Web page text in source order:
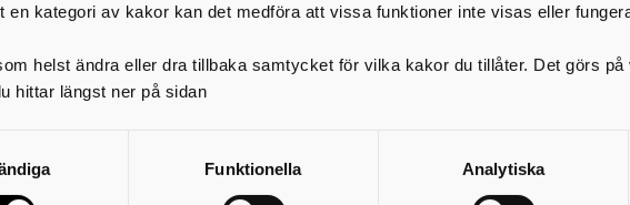
en kategori av kakor kan det medföra att vissa funktioner inte visas eller
helst ändra eller dra tillbaka samtycket för vilka kakor du tillåter. Det görs
hittar längst ner på sidan
Funktionella Analytiska
GDPR
Om webbplatsen
Användning av kakor (cookies)